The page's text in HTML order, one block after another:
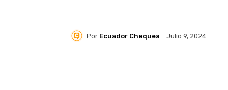
Por Ecuador Chequea Julio 9, 2024